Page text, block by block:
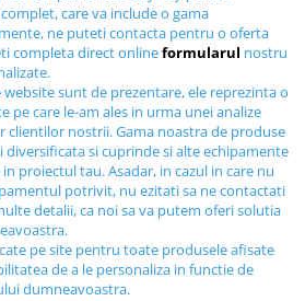
Marcajecare va include o gama
ne puteti contacta pentru o oferta
completa direct onlineformularul nostru
sunt de prezentare, ele reprezinta o
pe care le-am ales in urma unei analize
clientilor nostrii. Gama noastra de produse
si cuprinde si alte echipamente
proiectul tau. Asadar, in cazul in care nu
potrivit, nu ezitati sa ne contactati
detalii, ca noi sa va putem oferi solutia
pe site pentru toate produsele afisate
de a le personaliza in functie de
dumneavoastra.